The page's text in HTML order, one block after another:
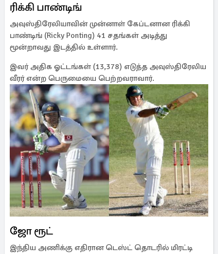
ரிக்கி பாண்டிங்
அவுஸ்திரேலியாவின் முன்னாள் கேப்டனான ரிக்கி
பாண்டிங் (Ricky Ponting) 41 சதங்கள் அடித்து
மூன்றாவது இடத்தில் உள்ளார்.
இவர் அதிக ஓட்டங்கள் (13,378) எடுத்த அவுஸ்திரேலிய
வீரர் என்ற பெருமையை பெற்றவராவார்.
ஜோ ரூட்
இந்திய அணிக்கு எதிரான டெஸ்ட் தொடரில் மிரட்டி